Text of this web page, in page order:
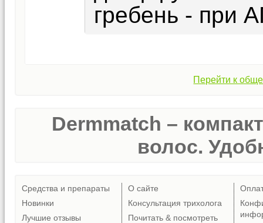
гребень - при
Перейти к
Dermmatch –
волос.
Средства и препараты
Новинки
Лучшие отзывы
О сайте
Консультация трихолога
Почитать & посмотреть